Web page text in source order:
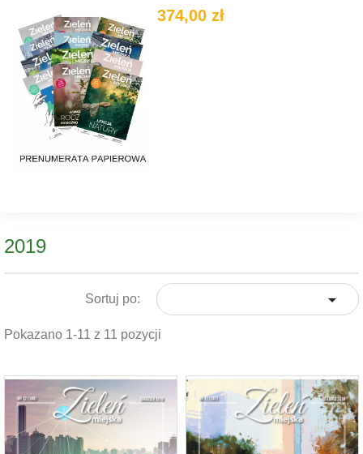
374,00 zł
2019
Sortuj po: 
Pokazano 1-11 z 11 pozycji